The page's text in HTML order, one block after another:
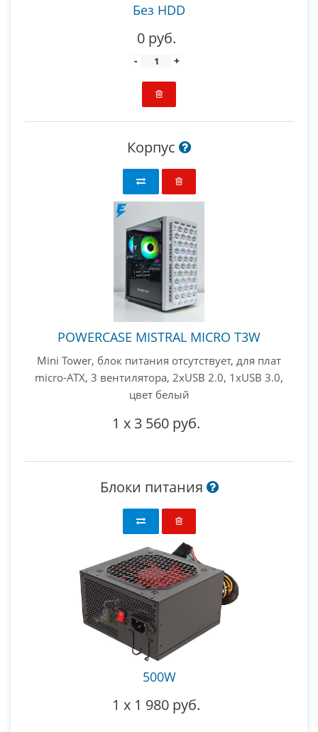
Без HDD
0 руб.
- +
Корпус
POWERCASE MISTRAL MICRO T3W
Mini Tower, блок питания отсутствует, для плат
micro-ATX, 3 вентилятора, 2xUSB 2.0, 1xUSB 3.0,
цвет белый
1 x 3 560 руб.
Блоки питания
500W
1 x 1 980 руб.